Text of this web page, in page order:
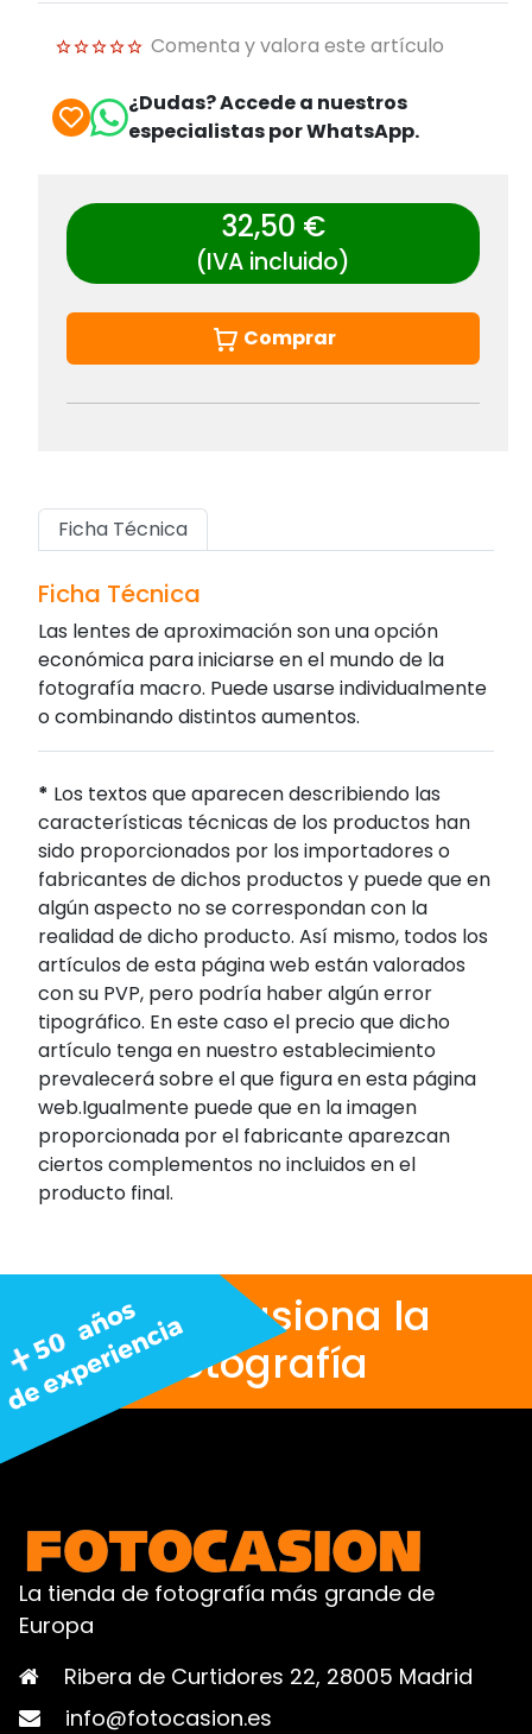
Comenta y valora este artículo
¿Dudas? Accede a nuestros
especialistas por WhatsApp.
32,50 €
(IVA incluido)
Comprar
Ficha Técnica
Ficha Técnica
Las lentes de aproximación son una opción
económica para iniciarse en el mundo de la
fotografía macro. Puede usarse individualmente
o combinando distintos aumentos.
* Los textos que aparecen describiendo las
características técnicas de los productos han
sido proporcionados por los importadores o
fabricantes de dichos productos y puede que en
algún aspecto no se correspondan con la
realidad de dicho producto. Así mismo, todos los
artículos de esta página web están valorados
con su PVP, pero podría haber algún error
tipográfico. En este caso el precio que dicho
artículo tenga en nuestro establecimiento
prevalecerá sobre el que figura en esta página
web.Igualmente puede que en la imagen
proporcionada por el fabricante aparezcan
ciertos complementos no incluidos en el
producto final.
Nos apasiona la
fotografía
La tienda de fotografía más grande de
Europa
Ribera de Curtidores 22, 28005 Madrid
info@fotocasion.es